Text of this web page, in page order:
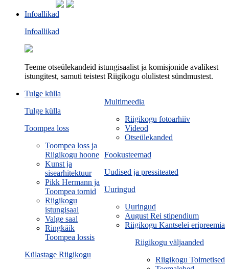
Infoallikad
Infoallikad
Teeme otseülekandeid istungisaalist ja komisjonide avalikest
istungitest, samuti teistest Riigikogu olulistest sündmustest.
Multimeedia
Riigikogu fotoarhiiv
Videod
Otseülekanded
Fookusteemad
Uudised ja pressiteated
Uuringud
Uuringud
August Rei stipendium
Riigikogu Kantselei eripreemia
Riigikogu väljaanded
Riigikogu Toimetised
Tulge külla
Tulge külla
Toompea loss
Toompea loss ja
Riigikogu hoone
Kunst ja
sisearhitektuur
Pikk Hermann ja
Toompea tornid
Riigikogu
istungisaal
Valge saal
Ringkäik
Toompea lossis
Külastage Riigikogu